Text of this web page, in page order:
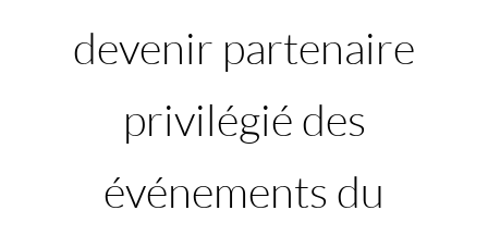
devenir partenaire
privilégié des
événements du